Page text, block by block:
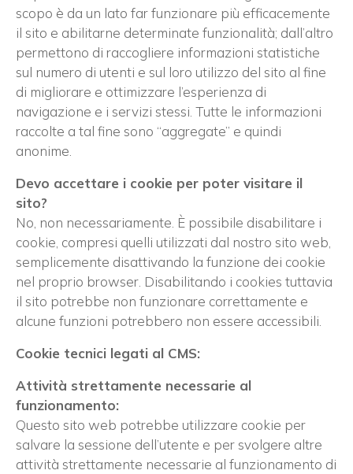
scopo è da un lato far funzionare più efficacemente
il sito e abilitarne determinate funzionalità; dall’altro
permettono di raccogliere informazioni statistiche
sul numero di utenti e sul loro utilizzo del sito al fine
di migliorare e ottimizzare l’esperienza di
navigazione e i servizi stessi. Tutte le informazioni
raccolte a tal fine sono “aggregate” e quindi
anonime.
Devo accettare i cookie per poter visitare il
sito?
No, non necessariamente. È possibile disabilitare i
cookie, compresi quelli utilizzati dal nostro sito web,
semplicemente disattivando la funzione dei cookie
nel proprio browser. Disabilitando i cookies tuttavia
il sito potrebbe non funzionare correttamente e
alcune funzioni potrebbero non essere accessibili.
Cookie tecnici legati al CMS:
Attività strettamente necessarie al
funzionamento:
Questo sito web potrebbe utilizzare cookie per
salvare la sessione dell’utente e per svolgere altre
attività strettamente necessarie al funzionamento di